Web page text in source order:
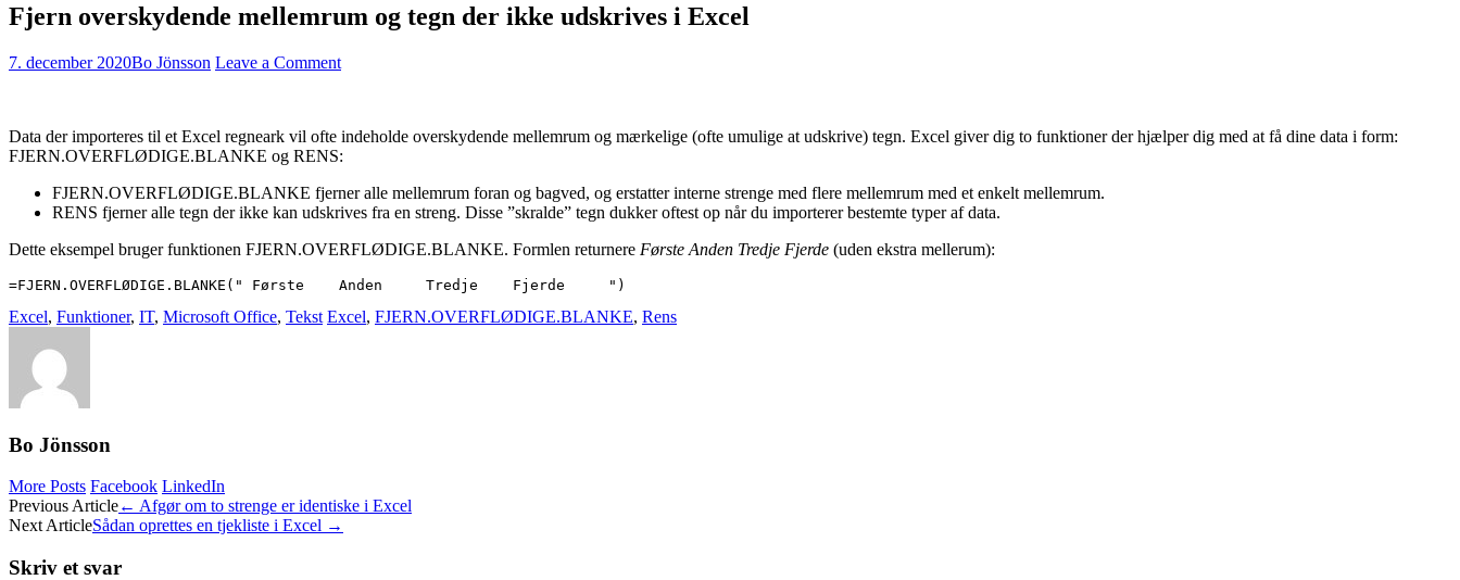
Fjern overskydende mellemrum og tegn der ikke udskrives i Excel
7. december 2020Bo Jönsson Leave a Comment
Data der importeres til et Excel regneark vil ofte indeholde overskydende mellemrum og mærkelige (ofte umulige at udskrive) tegn. Excel giver dig to funktioner der hjælper dig med at få dine data i form:
FJERN.OVERFLØDIGE.BLANKE og RENS:
FJERN.OVERFLØDIGE.BLANKE fjerner alle mellemrum foran og bagved, og erstatter interne strenge med flere mellemrum med et enkelt mellemrum.
RENS fjerner alle tegn der ikke kan udskrives fra en streng. Disse ”skralde” tegn dukker oftest op når du importerer bestemte typer af data.
Dette eksempel bruger funktionen FJERN.OVERFLØDIGE.BLANKE. Formlen returnere Første Anden Tredje Fjerde (uden ekstra mellerum):
=FJERN.OVERFLØDIGE.BLANKE(" Første    Anden     Tredje    Fjerde     ")
Excel, Funktioner, IT, Microsoft Office, Tekst Excel, FJERN.OVERFLØDIGE.BLANKE, Rens
Bo Jönsson
More Posts Facebook LinkedIn
Post
navigation
Previous Article← Afgør om to strenge er identiske i Excel
Next ArticleSådan oprettes en tjekliste i Excel →
Skriv et svar